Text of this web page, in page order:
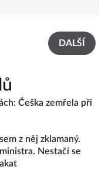
DALŠÍ
Češka zemřela při
z něj zklamaný.
Nestačí se